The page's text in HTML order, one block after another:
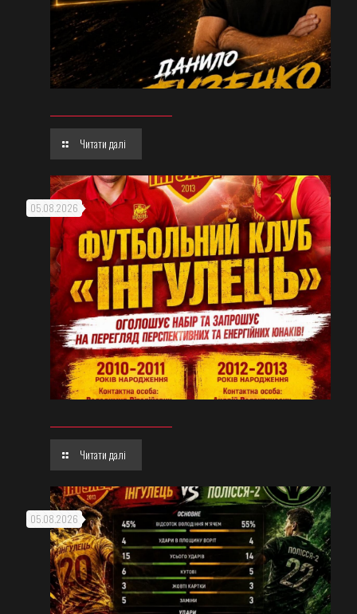
Читати далі
05.08.2026
Читати далі
05.08.2026